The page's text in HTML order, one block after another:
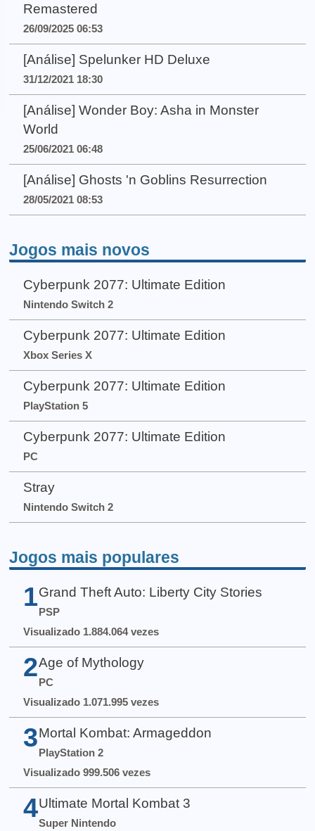
Remastered
26/09/2025 06:53
[Análise] Spelunker HD Deluxe
31/12/2021 18:30
[Análise] Wonder Boy: Asha in Monster
World
25/06/2021 06:48
[Análise] Ghosts 'n Goblins Resurrection
28/05/2021 08:53
Jogos mais novos
Cyberpunk 2077: Ultimate Edition
Nintendo Switch 2
Cyberpunk 2077: Ultimate Edition
Xbox Series X
Cyberpunk 2077: Ultimate Edition
PlayStation 5
Cyberpunk 2077: Ultimate Edition
PC
Stray
Nintendo Switch 2
Jogos mais populares
1 Grand Theft Auto: Liberty City Stories
PSP
Visualizado 1.884.064 vezes
2 Age of Mythology
PC
Visualizado 1.071.995 vezes
3 Mortal Kombat: Armageddon
PlayStation 2
Visualizado 999.506 vezes
4 Ultimate Mortal Kombat 3
Super Nintendo